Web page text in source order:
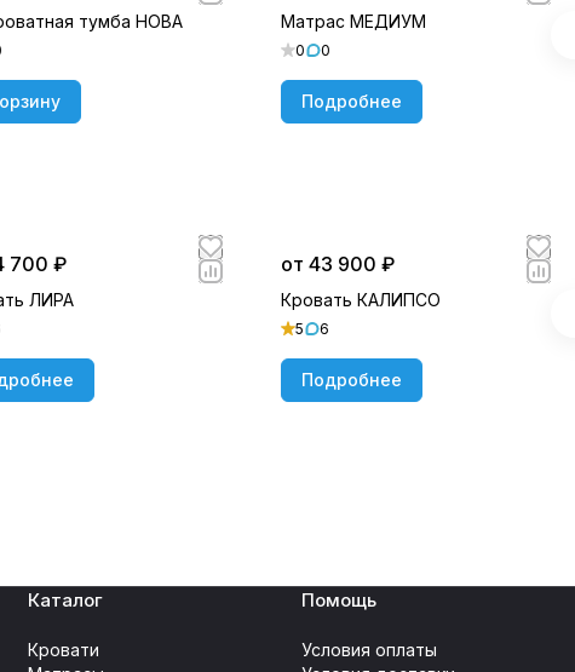
тумба НОВА Матрас МЕДИУМ
0 0
Подробнее
700 ₽
ЛИРА
от 43 900 ₽
Кровать КАЛИПСО
5 6
Подробнее
Каталог
Кровати
Помощь
Условия оплаты